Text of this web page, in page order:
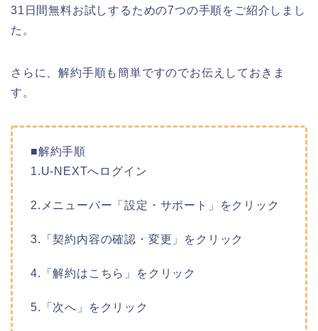
31日間無料お試しするための7つの手順をご紹介しまし
た。
さらに、解約手順も簡単ですのでお伝えしておきま
す。
■解約手順
1.U-NEXTへログイン
2.メニューバー「設定・サポート」をクリック
3.「契約内容の確認・変更」をクリック
4.「解約はこちら」をクリック
5.「次へ」をクリック